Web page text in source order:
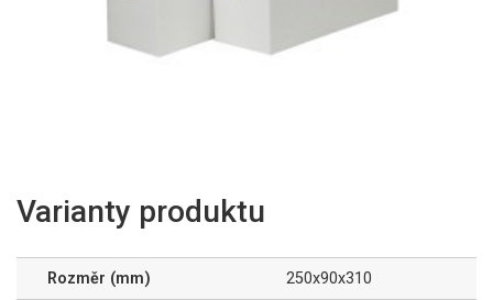
Varianty produktu
Rozměr (mm) 250x90x310